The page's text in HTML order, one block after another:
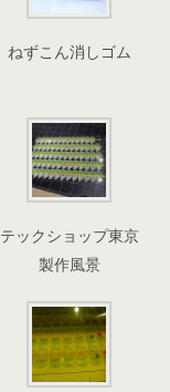
ねずこん消しゴム
テックショップ東京
製作風景